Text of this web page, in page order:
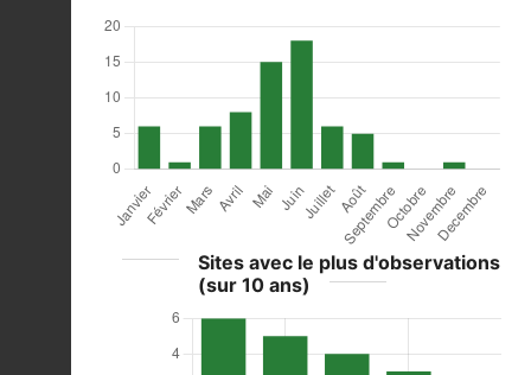
Sites avec le plus d'observations
(sur 10 ans)